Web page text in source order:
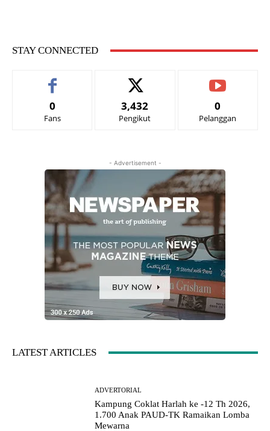
STAY CONNECTED
0
Fans
3,432
Pengikut
0
Pelanggan
- Advertisement -
LATEST ARTICLES
ADVERTORIAL
Kampung Coklat Harlah ke -12 Th 2026,
1.700 Anak PAUD-TK Ramaikan Lomba
Mewarna